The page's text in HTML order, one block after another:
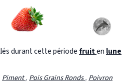
durant cette période fruiten lune
Piment,Pois Grains Ronds,Poivron